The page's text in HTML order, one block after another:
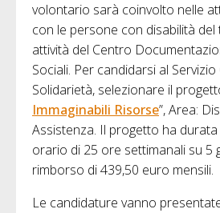
volontario sarà coinvolto nelle
con le persone con disabilità
attività del Centro
Sociali. Per candidarsi al
Solidarietà, selezionare il
Immaginabili Risorse”, Area:
Assistenza. Il progetto ha
orario di 25 ore settimanali su 5
rimborso di 439,50 euro mensili.
Le candidature vanno